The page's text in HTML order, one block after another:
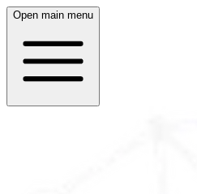
Open main menu